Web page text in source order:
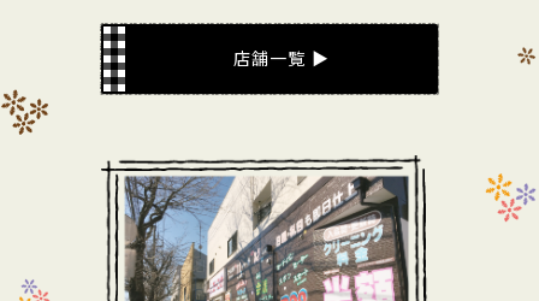
店舗一覧